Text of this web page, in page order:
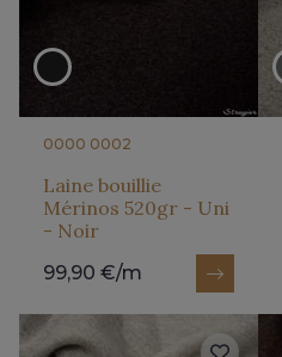
0000 0002
Laine bouillie
Mérinos 520gr - Uni
- Noir
99,90 €/m